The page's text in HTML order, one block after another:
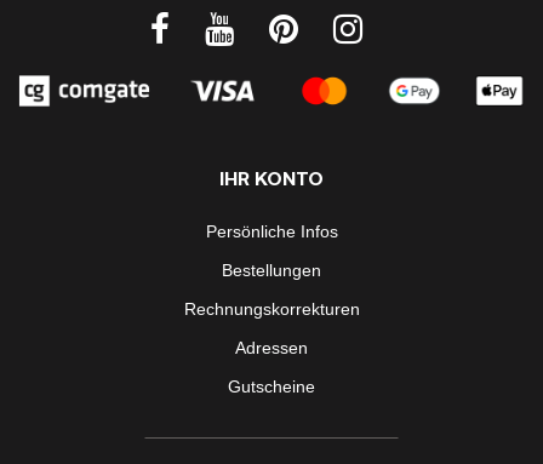
IHR KONTO
Persönliche Infos
Bestellungen
Rechnungskorrekturen
Adressen
Gutscheine